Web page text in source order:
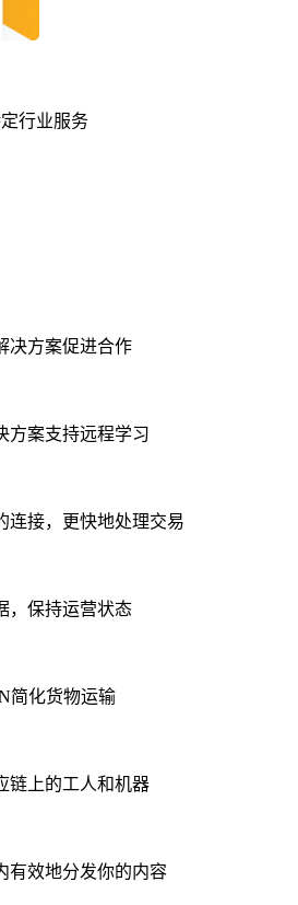
行业服务
决方案促进合作
方案支持远程学习
连接，更快地处理交易
，保持运营状态
简化货物运输
链上的工人和机器
有效地分发你的内容